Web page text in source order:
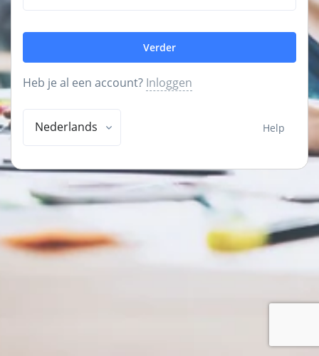
Verder
Heb je al een account? Inloggen
Nederlands Help